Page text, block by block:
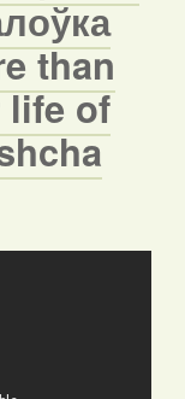
than
life of